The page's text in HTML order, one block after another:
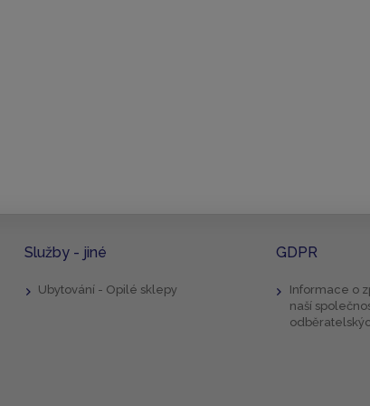
Služby - jiné
Ubytování - Opilé sklepy
GDPR
Informace o
naší